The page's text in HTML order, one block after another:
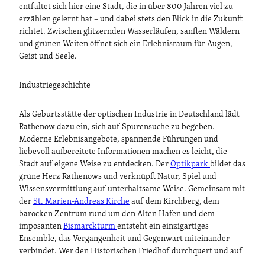
entfaltet sich hier eine Stadt, die in über 800 Jahren viel zu
erzählen gelernt hat – und dabei stets den Blick in die Zukunft
richtet. Zwischen glitzernden Wasserläufen, sanften Wäldern
und grünen Weiten öffnet sich ein Erlebnisraum für Augen,
Geist und Seele.
Industriegeschichte
Als Geburtsstätte der optischen Industrie in Deutschland lädt
Rathenow dazu ein, sich auf Spurensuche zu begeben.
Moderne Erlebnisangebote, spannende Führungen und
liebevoll aufbereitete Informationen machen es leicht, die
Stadt auf eigene Weise zu entdecken. DerOptikpark bildet das
grüne Herz Rathenows und verknüpft Natur, Spiel und
Wissensvermittlung auf unterhaltsame Weise. Gemeinsam mit
der St. Marien-Andreas Kirche auf dem Kirchberg, dem
barocken Zentrum rund um den Alten Hafen und dem
imposantenBismarckturmentsteht ein einzigartiges
Ensemble, das Vergangenheit und Gegenwart miteinander
verbindet. Wer den Historischen Friedhof durchquert und auf